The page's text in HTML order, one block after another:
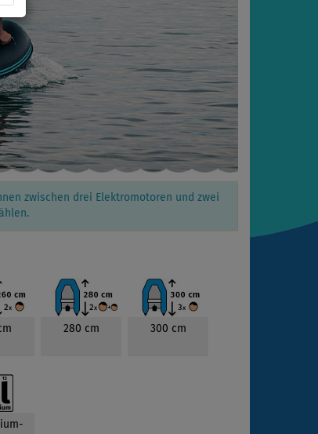
zwischen drei Elektromotoren und zwei
280 cm 300 cm